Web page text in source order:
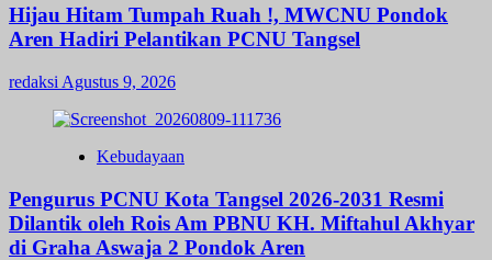
Hijau Hitam Tumpah Ruah !, MWCNU Pondok
Aren Hadiri Pelantikan PCNU Tangsel
redaksi Agustus 9, 2026
Kebudayaan
Pengurus PCNU Kota Tangsel 2026-2031 Resmi
Dilantik oleh Rois Am PBNU KH. Miftahul Akhyar
di Graha Aswaja 2 Pondok Aren